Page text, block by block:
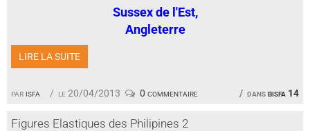
par isfa le 20/04/2013 dansbisfa 14
0 commentaire
Sussex de l'Est,
Angleterre
LIRE LA SUITE
Figures Elastiques des Philipines 2